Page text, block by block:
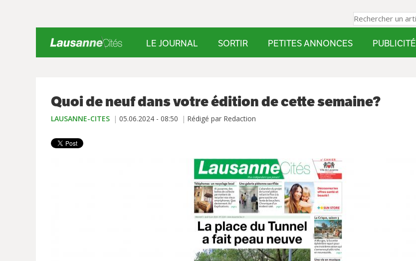
LE JOURNAL SORTIR PETITES ANNONCES PUBLICITÉ
Quoi de neuf dans votre édition de cette semaine?
LAUSANNE-CITES 05.06.2024 - 08:50 Rédigé par Redaction